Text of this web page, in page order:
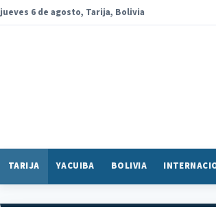
jueves 6 de agosto, Tarija, Bolivia
TARIJA YACUIBA BOLIVIA